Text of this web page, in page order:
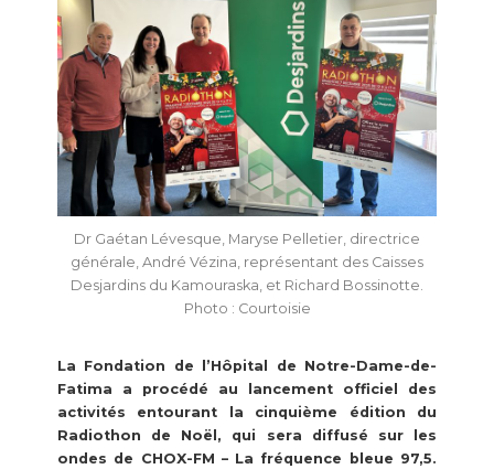
Dr Gaétan Lévesque, Maryse Pelletier, directrice
générale, André Vézina, représentant des Caisses
Desjardins du Kamouraska, et Richard Bossinotte.
Photo : Courtoisie
La Fondation de l’Hôpital de Notre-Dame-de-
Fatima a procédé au lancement officiel des
activités entourant la cinquième édition du
Radiothon de Noël, qui sera diffusé sur les
ondes de CHOX-FM – La fréquence bleue 97,5.